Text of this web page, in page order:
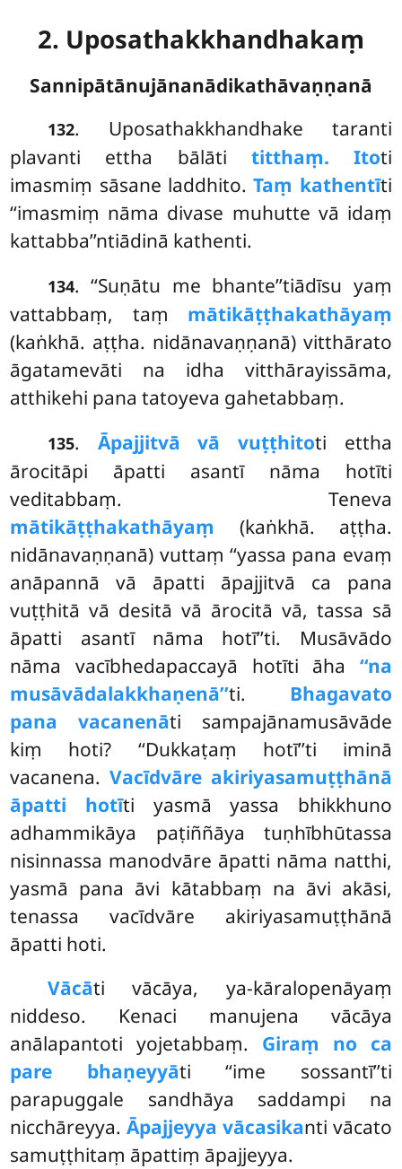
2. Uposathakkhandhakaṃ
Sannipātānujānanādikathāvaṇṇanā
132. Uposathakkhandhake taranti
plavanti ettha bālāti titthaṃ. Itoti
imasmiṃ sāsane laddhito.Taṃ kathentīti
‘‘imasmiṃ nāma divase muhutte vā idaṃ
kattabba’’ntiādinā kathenti.
134. ‘‘Suṇātu me bhante’’tiādīsu yaṃ
vattabbaṃ, taṃ mātikāṭṭhakathāyaṃ
(kaṅkhā. aṭṭha. nidānavaṇṇanā) vitthārato
āgatamevāti na idha vitthārayissāma,
atthikehi pana tatoyeva gahetabbaṃ.
135. Āpajjitvā vā vuṭṭhitoti ettha
ārocitāpi āpatti asantī nāma hotīti
veditabbaṃ. Teneva
mātikāṭṭhakathāyaṃ (kaṅkhā. aṭṭha.
nidānavaṇṇanā) vuttaṃ ‘‘yassa pana evaṃ
anāpannā vā āpatti āpajjitvā ca pana
vuṭṭhitā vā desitā vā ārocitā vā, tassa sā
āpatti asantī nāma hotī’’ti. Musāvādo
nāma vacībhedapaccayā hotīti āha ‘‘na
musāvādalakkhaṇenā’’ti. Bhagavato
pana vacanenāti sampajānamusāvāde
kiṃ hoti? ‘‘Dukkaṭaṃ hotī’’ti iminā
vacanena. Vacīdvāre akiriyasamuṭṭhānā
āpatti hotīti yasmā yassa bhikkhuno
adhammikāya paṭiññāya tuṇhībhūtassa
nisinnassa manodvāre āpatti nāma natthi,
yasmā pana āvi kātabbaṃ na āvi akāsi,
tenassa vacīdvāre akiriyasamuṭṭhānā
āpatti hoti.
Vācātivācāya, ya-kāralopenāyaṃ
niddeso. Kenaci manujena vācāya
anālapantoti yojetabbaṃ. Giraṃ no ca
pare bhaṇeyyāti ‘‘ime sossantī’’ti
parapuggale sandhāya saddampi na
nicchāreyya.Āpajjeyya vācasikanti vācato
samuṭṭhitaṃ āpattiṃ āpajjeyya.